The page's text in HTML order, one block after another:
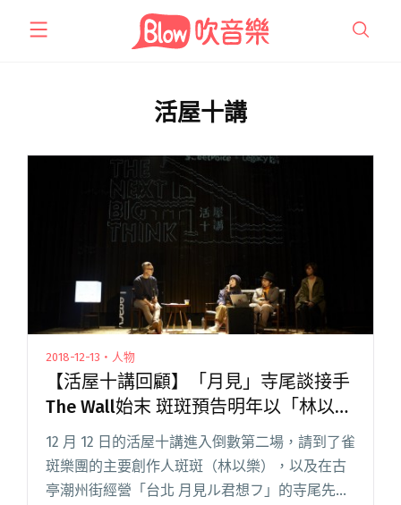
活屋十講
2018-12-13・人物
【活屋十講回顧】「月見」寺尾談接手
The Wall始末 斑斑預告明年以「林以
樂」身份發單曲
12 月 12 日的活屋十講進入倒數第二場，請到了雀
斑樂團的主要創作人斑斑（林以樂），以及在古
亭潮州街經營「台北 月見ル君想フ」的寺尾先生